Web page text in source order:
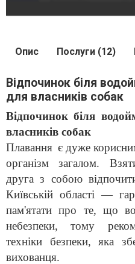
Опис Послуги (12)
Відпочинок біля
для власників собак
Відпочинок біля
власників собак
Плавання є дуже
організм загалом.
друга з собою
Київській області —
пам'ятати про те, що
небезпеки, тому
техніки безпеки, яка
вихованця.